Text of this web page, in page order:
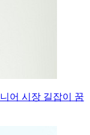
어 시장 길잡이 꿈